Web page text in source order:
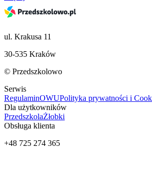
ul. Krakusa 11
30-535 Kraków
© Przedszkolowo
Serwis
RegulaminOWUPolityka prywatności i
Dla użytkowników
PrzedszkolaŻłobki
Obsługa klienta
+48 725 274 365